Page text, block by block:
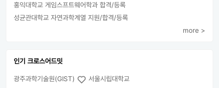
홍익대학교 게임스프트웨어학과 합격/등록
성균관대학교 자연과학계열 지원/합격/등록
more >
인기 크로스어드밋
광주과학기술원(GIST) 서울시립대학교